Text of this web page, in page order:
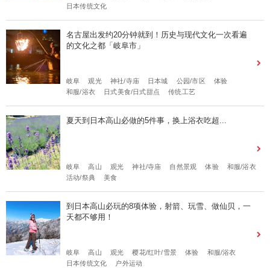
日本传统文化
名古屋出发约20分钟就到！历史与现代文化一次看遍
的文化之都「岐阜市」
岐阜 观光 神社/寺庙 日本城 公园/市区
体验
和服/浴衣
日式美食/日式甜点 传统工艺
夏天到日本高山必做的5件事，换上浴衣吃超...
岐阜 高山 观光 神社/寺庙 自然景观 体验
和服/浴衣
活动/祭典
美食
到日本高山必玩的8项体验，射箭、玩雪、做仙贝，一
天都不够用！
岐阜 高山 观光 樱花/红叶/雪景 体验
和服/浴衣
日本传统文化
户外运动